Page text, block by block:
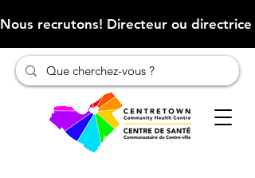
Nous recrutons! Directeur ou